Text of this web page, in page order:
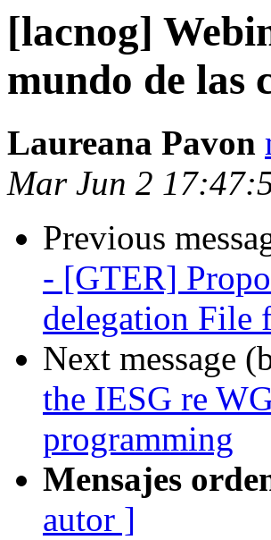
[lacnog]
mundo de las
Laureana Pavon
Mar Jun 2
Previous
- [GTER]
delegation File
Next message
the IESG re
programming
Mensajes
autor ]